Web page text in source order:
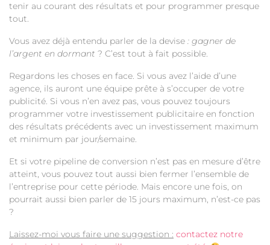
tenir au courant des résultats et pour programmer presque
tout.
Vous avez déjà entendu parler de la devise : gagner de
l’argent en dormant ? C’est tout à fait possible.
Regardons les choses en face. Si vous avez l’aide d’une
agence, ils auront une équipe prête à s’occuper de votre
publicité. Si vous n’en avez pas, vous pouvez toujours
programmer votre investissement publicitaire en fonction
des résultats précédents avec un investissement maximum
et minimum par jour/semaine.
Et si votre pipeline de conversion n’est pas en mesure d’être
atteint, vous pouvez tout aussi bien fermer l’ensemble de
l’entreprise pour cette période. Mais encore une fois, on
pourrait aussi bien parler de 15 jours maximum, n’est-ce pas
?
Laissez-moi vous faire une suggestion : contactez notre